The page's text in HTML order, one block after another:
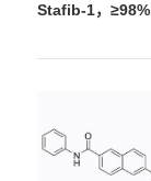
Stafib-1，≥98%